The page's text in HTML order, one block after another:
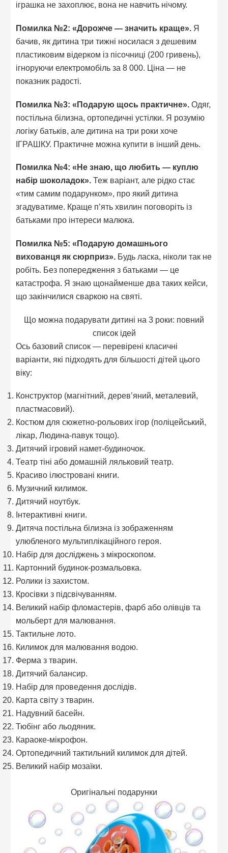
іграшка не захоплює, вона не навчить нічому.
Помилка №2: «Дорожче — значить краще». Я
бачив, як дитина три тижні носилася з дешевим
пластиковим відерком із пісочниці (200 гривень),
ігноруючи електромобіль за 8 000. Ціна — не
показник радості.
Помилка №3: «Подарую щось практичне». Одяг,
постільна білизна, ортопедичні устілки. Я розумію
логіку батьків, але дитина на три роки хоче
ІГРАШКУ. Практичне можна купити в інший день.
Помилка №4: «Не знаю, що любить — куплю
набір шоколадок». Теж варіант, але рідко стає
«тим самим подарунком», про який дитина
згадуватиме. Краще п’ять хвилин поговоріть із
батьками про інтереси малюка.
Помилка №5: «Подарую домашнього
вихованця як сюрприз». Будь ласка, ніколи так не
робіть. Без попередження з батьками — це
катастрофа. Я знаю щонайменше два таких кейси,
що закінчилися сваркою на святі.
Що можна подарувати дитині на 3 роки: повний
список ідей
Ось базовий список — перевірені класичні
варіанти, які підходять для більшості дітей цього
віку:
Конструктор (магнітний, дерев’яний, металевий,
пластмасовий).
Костюм для сюжетно-рольових ігор (поліцейський,
лікар, Людина-павук тощо).
Дитячий ігровий намет-будиночок.
Театр тіні або домашній ляльковий театр.
Красиво ілюстровані книги.
Музичний килимок.
Дитячий ноутбук.
Інтерактивні книги.
Дитяча постільна білизна із зображенням
улюбленого мультиплікаційного героя.
Набір для досліджень з мікроскопом.
Картонний будинок-розмальовка.
Ролики із захистом.
Кросівки з підсвічуванням.
Великий набір фломастерів, фарб або олівців та
мольберт для малювання.
Тактильне лото.
Килимок для малювання водою.
Ферма з тварин.
Дитячий балансир.
Набір для проведення дослідів.
Карта світу з тварин.
Надувний басейн.
Тюбінг або льодяник.
Караоке-мікрофон.
Ортопедичний тактильний килимок для дітей.
Великий набір мозаїки.
Оригінальні подарунки